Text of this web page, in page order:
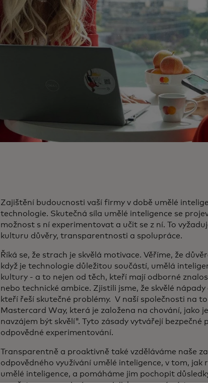
Zajištění budoucnosti vaší firmy v době umělé
technologie. Skutečná síla umělé inteligence se
možnost s ní experimentovat a učit se z ní. To
kulturu důvěry, transparentnosti a spolupráce.
Říká se, že strach je skvělá motivace. Věříme, že
když je technologie důležitou součástí, umělá
kultury - a to nejen od těch, kteří mají odborné
nebo technické ambice. Zjistili jsme, že skvělé
kteří řeší skutečné problémy. V naší společnosti na
Mastercard Way, která je založena na chování, jako
navzájem být skvělí". Tyto zásady vytvářejí bezpečné
odpovědné experimentování.
Transparentně a proaktivně také vzděláváme naše
odpovědného využívání umělé inteligence, v tom,
umělé inteligence, a pomáháme jim pochopit